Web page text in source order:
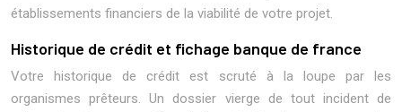
établissements financiers de la viabilité de votre projet.
Historique de crédit et fichage banque de france
Votre historique de crédit est scruté à la loupe par les
organismes prêteurs. Un dossier vierge de tout incident de